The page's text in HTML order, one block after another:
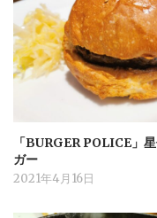
「BURGER POLICE」
ガー
2021年4月16日